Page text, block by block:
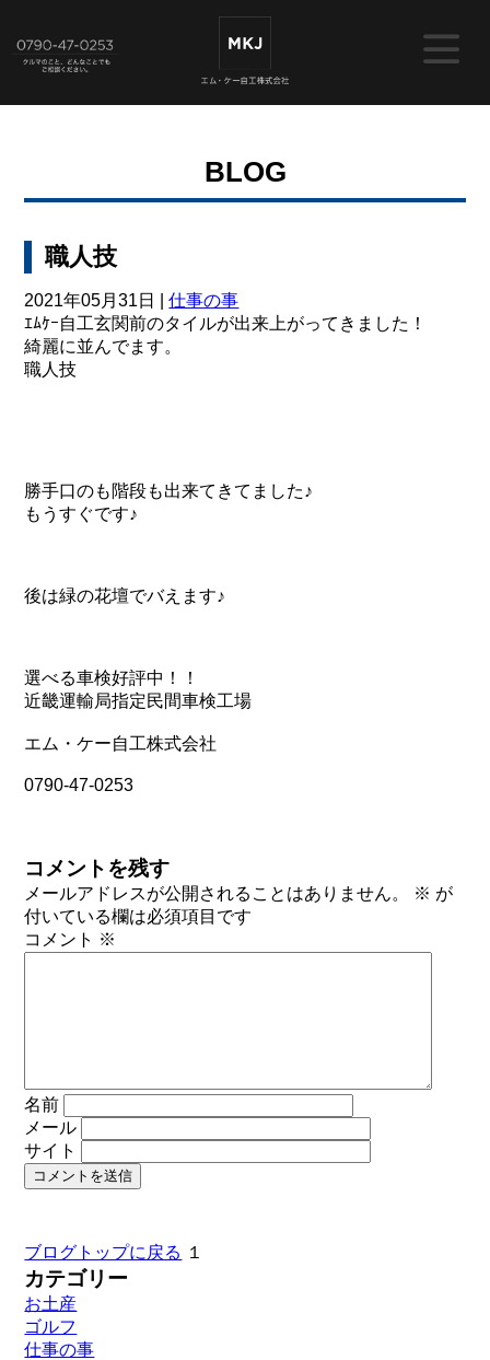
BLOG
職人技
2021年05月31日 |仕事の事
ｴﾑｹｰ自工玄関前のタイルが出来上がってきました！
綺麗に並んでます。
職人技
勝手口のも階段も出来てきてました♪
もうすぐです♪
後は緑の花壇でバえます♪
選べる車検好評中！！
近畿運輸局指定民間車検工場
エム・ケー自工株式会社
0790-47-0253
コメントを残す
メールアドレスが公開されることはありません。 ※ が
付いている欄は必須項目です
コメント ※
名前
メール
サイト
ブログトップに戻る １
カテゴリー
お土産
ゴルフ
仕事の事